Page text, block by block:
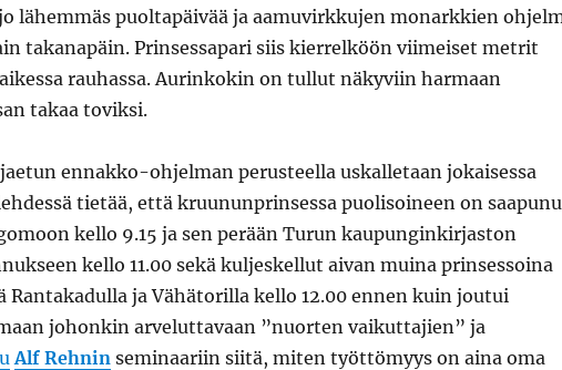
lähemmäs puoltapäivää ja aamuvirkkujen monarkkien
takanapäin. Prinsessapari siis kierrelköön viimeiset metrit
rauhassa. Aurinkokin on tullut näkyviin harmaan
takaa toviksi.
ennakko-ohjelman perusteella uskalletaan jokaisessa
tietää, että kruununprinsessa puolisoineen on
kello 9.15 ja sen perään Turun kaupunginkirjaston
kello 11.00 sekä kuljeskellut aivan muina prinsessoina
Rantakadulla ja Vähätorilla kello 12.00 ennen kuin joutui
johonkin arveluttavaan ”nuorten vaikuttajien” ja
Alf Rehnin seminaariin siitä, miten työttömyys on aina oma